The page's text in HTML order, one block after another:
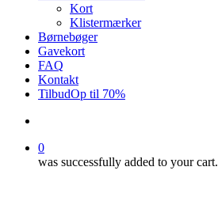
Kort
Klistermærker
Børnebøger
Gavekort
FAQ
Kontakt
TilbudOp til 70%
0
was successfully added to your cart.